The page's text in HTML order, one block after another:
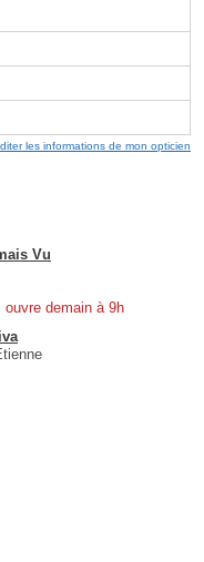
les informations de mon opticien
Vu
ouvre demain à 9h